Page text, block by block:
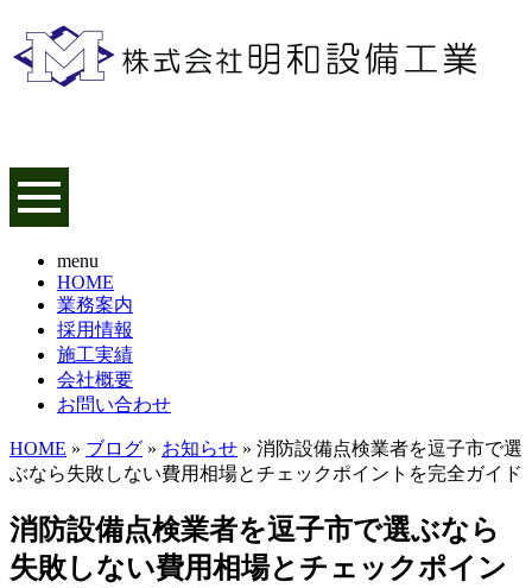
menu
HOME
業務案内
採用情報
施工実績
会社概要
お問い合わせ
HOME » ブログ » お知らせ » 消防設備点検業者を逗子市で選
ぶなら失敗しない費用相場とチェックポイントを完全ガイド
消防設備点検業者を逗子市で選ぶなら
失敗しない費用相場とチェックポイン